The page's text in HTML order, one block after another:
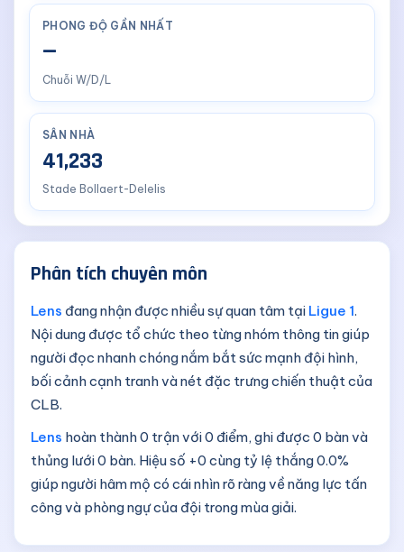
PHONG ĐỘ GẦN NHẤT
—
Chuỗi W/D/L
SÂN NHÀ
41,233
Stade Bollaert-Delelis
Phân tích chuyên môn
Lens đang nhận được nhiều sự quan tâm tại Ligue 1.
Nội dung được tổ chức theo từng nhóm thông tin giúp
người đọc nhanh chóng nắm bắt sức mạnh đội hình,
bối cảnh cạnh tranh và nét đặc trưng chiến thuật của
CLB.
Lens hoàn thành 0 trận với 0 điểm, ghi được 0 bàn và
thủng lưới 0 bàn. Hiệu số +0 cùng tỷ lệ thắng 0.0%
giúp người hâm mộ có cái nhìn rõ ràng về năng lực tấn
công và phòng ngự của đội trong mùa giải.